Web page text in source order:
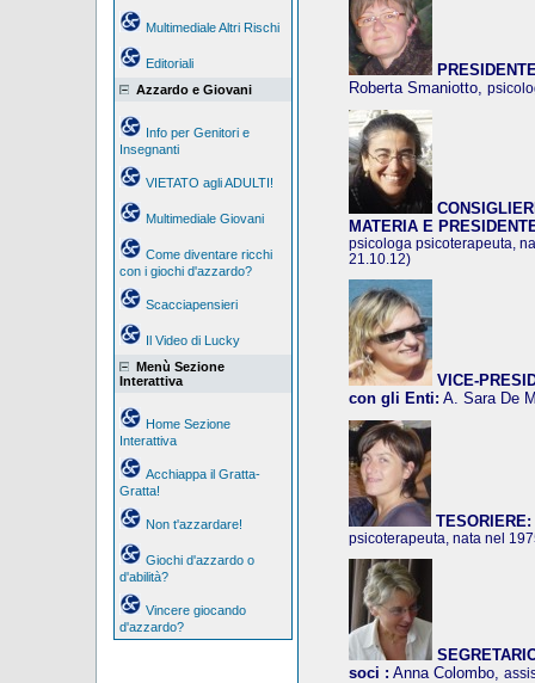
Multimediale Altri Rischi
Editoriali
Azzardo e Giovani
Info per Genitori e
Insegnanti
VIETATO agli ADULTI!
Multimediale Giovani
Come diventare ricchi
con i giochi d'azzardo?
Scacciapensieri
Il Video di Lucky
Menù Sezione
Interattiva
Home Sezione
Interattiva
Acchiappa il Gratta-
Gratta!
Non t'azzardare!
Giochi d'azzardo o
d'abilità?
Vincere giocando
d'azzardo?
Roberta Smaniotto,
MATERIA E
psicologa psicoterapeuta,
21.10.12)
VICE-
con gli Enti: A. Sara De
TESORIERE:
psicoterapeuta, nata nel
soci : Anna Colombo,